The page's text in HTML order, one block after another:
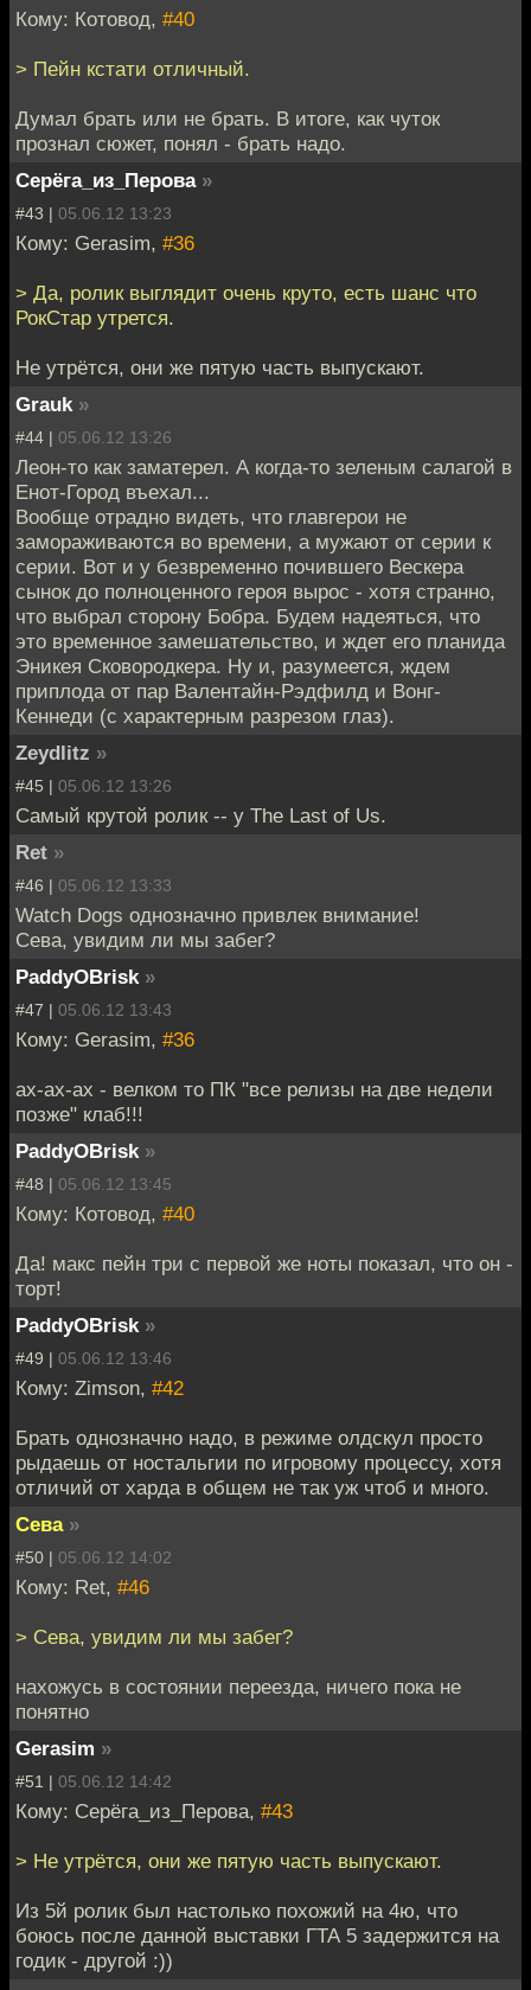
Кому: Котовод, #40
> Пейн кстати отличный.
Думал брать или не брать. В итоге, как чуток
прознал сюжет, понял - брать надо.
Серёга_из_Перова »
#43 | 05.06.12 13:23
Кому: Gerasim, #36
> Да, ролик выглядит очень круто, есть шанс что
РокСтар утрется.
Не утрётся, они же пятую часть выпускают.
Grauk »
#44 | 05.06.12 13:26
Леон-то как заматерел. А когда-то зеленым салагой в
Енот-Город въехал...
Вообще отрадно видеть, что главгерои не
замораживаются во времени, а мужают от серии к
серии. Вот и у безвременно почившего Вескера
сынок до полноценного героя вырос - хотя странно,
что выбрал сторону Бобра. Будем надеяться, что
это временное замешательство, и ждет его планида
Эникея Сковородкера. Ну и, разумеется, ждем
приплода от пар Валентайн-Рэдфилд и Вонг-
Кеннеди (с характерным разрезом глаз).
Zeydlitz »
#45 | 05.06.12 13:26
Самый крутой ролик -- у The Last of Us.
Ret »
#46 | 05.06.12 13:33
Watch Dogs однозначно привлек внимание!
Сева, увидим ли мы забег?
PaddyOBrisk »
#47 | 05.06.12 13:43
Кому: Gerasim, #36
ах-ах-ах - велком то ПК "все релизы на две недели
позже" клаб!!!
PaddyOBrisk »
#48 | 05.06.12 13:45
Кому: Котовод, #40
Да! макс пейн три с первой же ноты показал, что он -
торт!
PaddyOBrisk »
#49 | 05.06.12 13:46
Кому: Zimson, #42
Брать однозначно надо, в режиме олдскул просто
рыдаешь от ностальгии по игровому процессу, хотя
отличий от харда в общем не так уж чтоб и много.
Сева »
#50 | 05.06.12 14:02
Кому: Ret, #46
> Сева, увидим ли мы забег?
нахожусь в состоянии переезда, ничего пока не
понятно
Gerasim »
#51 | 05.06.12 14:42
Кому: Серёга_из_Перова, #43
> Не утрётся, они же пятую часть выпускают.
Из 5й ролик был настолько похожий на 4ю, что
боюсь после данной выставки ГТА 5 задержится на
годик - другой :))